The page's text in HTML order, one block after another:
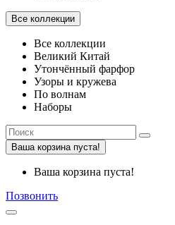
Все коллекции
Все коллекции
Великий Китай
Утончённый фарфор
Узоры и кружева
По волнам
Наборы
Ваша корзина пуста!
Ваша корзина пуста!
Позвонить